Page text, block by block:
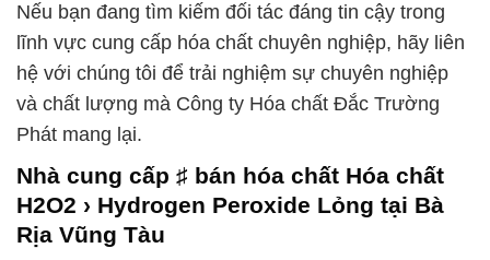
Nếu bạn đang tìm kiếm đối tác đáng tin cậy trong
lĩnh vực cung cấp hóa chất chuyên nghiệp, hãy liên
hệ với chúng tôi để trải nghiệm sự chuyên nghiệp
và chất lượng mà Công ty Hóa chất Đắc Trường
Phát mang lại.
Nhà cung cấp ♯ bán hóa chất Hóa chất
H2O2 › Hydrogen Peroxide Lỏng tại Bà
Rịa Vũng Tàu